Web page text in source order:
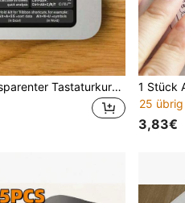
1 Stück transparenter Tastaturkurzbefehl Aufkleber für Laptop, Grundlegendes für Anfänger, entlastet das Gedächtnis! 3,15 x 3,15 Zoll / 8 x 8 cm
25 übrig
3,83€